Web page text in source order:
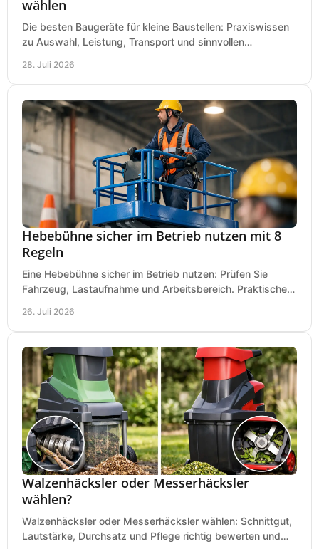
wählen
Die besten Baugeräte für kleine Baustellen: Praxiswissen
zu Auswahl, Leistung, Transport und sinnvollen
28. Juli 2026
Hebebühne sicher im Betrieb nutzen mit 8
Regeln
Eine Hebebühne sicher im Betrieb nutzen: Prüfen Sie
Fahrzeug, Lastaufnahme und Arbeitsbereich. Praktische
26. Juli 2026
Walzenhäcksler oder Messerhäcksler
wählen?
Walzenhäcksler oder Messerhäcksler wählen: Schnittgut,
Lautstärke, Durchsatz und Pflege richtig bewerten und